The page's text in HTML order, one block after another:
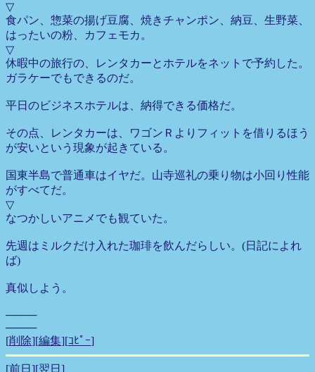
▽
食パン、惣菜の揚げ豆腐、焼きチャンポン、納豆、生野菜、
はったいの粉、カフェモカ。
▽
休暇中の旅行の、レンタカーとホテルをネットで予約した。
ガラケーでもできるのだ。
平日のビジネスホテルは、納得できる価格だ。
その点、レンタカーは、ワゴンＲよりフィットを借りるほう
が安いという現象が起きている。
国東半島で普通車はイヤだ。山寺巡礼の乗り物は小回り性能
がすべてだ。
▽
なつかしいアニメでも観ていた。
先週はミルクだけ入れた珈琲を飲んだらしい。(日記によれ
ば)
真似しよう。
────
────
[削除][編集][ｺﾋﾟｰ]
[前日][翌日]